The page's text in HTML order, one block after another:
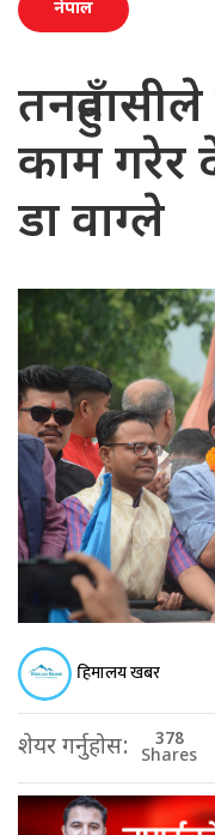
नेपाल
काम गरेर
डा वाग्ले
हिमालय खबर
शेयर गर्नुहोस: 378
Shares